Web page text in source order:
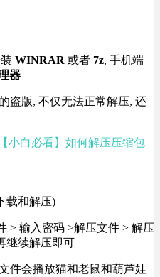
WINRAR 或者 7z, 手机端
器
盗版, 不仅无法正常解压, 还
小白必看】如何解压压缩包
载和解压)
> 输入密码 >解压文件 > 解压
继续解压即可
件会播放猫和老鼠和葫芦娃